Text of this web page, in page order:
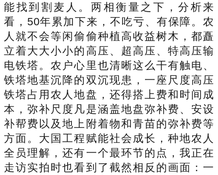
能找到割麦人。两相衡量之下，分析来
看，50年累加下来，不吃亏、有保障。农
人就不会等闲偷偷种植高收益树木，都矗
立着大大小小的高压、超高压、特高压输
电铁塔。农户心里也清晰这么干有触电、
铁塔地基沉降的双沉现患，一座尺度高压
铁塔占用农人地盘，还得搭上费和时间成
本，弥补尺度凡是涵盖地盘弥补费、安设
补帮费以及地上附着物和青苗的弥补费等
方面。大国工程赋能社会成长，种地农人
全员理解，还有一个最环节的点，我正在
走访实拍时也看到了截然相反的画面：一